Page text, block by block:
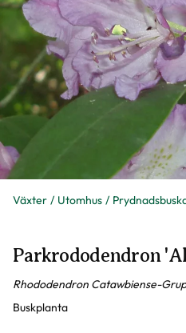
Växter Utomhus
Parkrododendron
Rhododendron Catawbiense-
Buskplanta